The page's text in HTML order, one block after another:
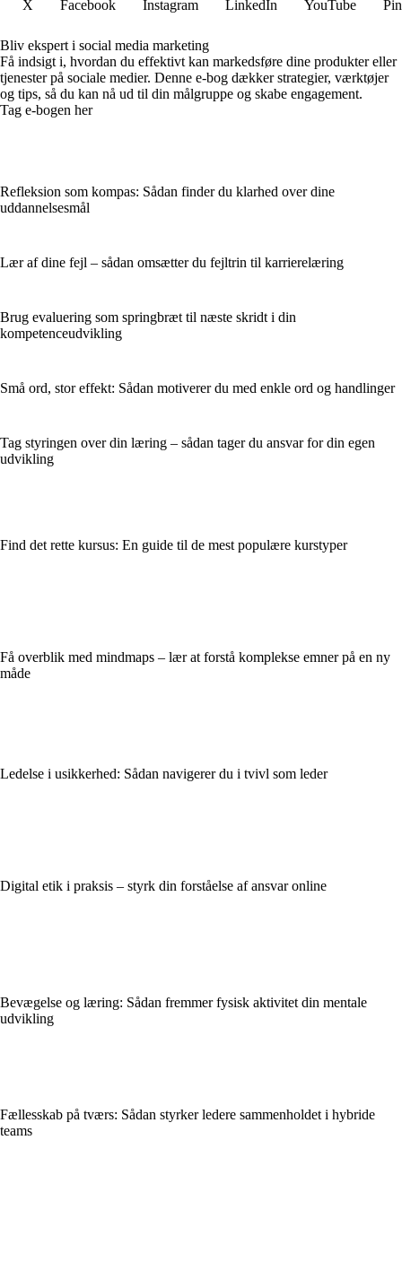
X Facebook Instagram LinkedIn YouTube
Bliv ekspert i social media marketing
Få indsigt i, hvordan du effektivt kan markedsføre dine produkter eller
tjenester på sociale medier. Denne e-bog dækker strategier, værktøjer
og tips, så du kan nå ud til din målgruppe og skabe engagement.
Tag e-bogen her
Refleksion som kompas: Sådan finder du klarhed over dine
uddannelsesmål
Lær af dine fejl – sådan omsætter du fejltrin til karrierelæring
Brug evaluering som springbræt til næste skridt i din
kompetenceudvikling
Små ord, stor effekt: Sådan motiverer du med enkle ord og handlinger
Tag styringen over din læring – sådan tager du ansvar for din egen
udvikling
Find det rette kursus: En guide til de mest populære kurstyper
Få overblik med mindmaps – lær at forstå komplekse emner på en ny
måde
Ledelse i usikkerhed: Sådan navigerer du i tvivl som leder
Digital etik i praksis – styrk din forståelse af ansvar online
Bevægelse og læring: Sådan fremmer fysisk aktivitet din mentale
udvikling
Fællesskab på tværs: Sådan styrker ledere sammenholdet i hybride
teams